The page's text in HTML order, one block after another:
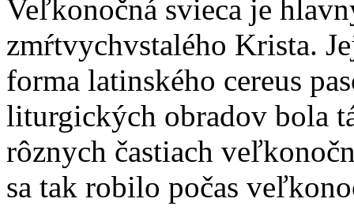
Veľkonočná svieca je
zmŕtvychvstalého Krista.
forma latinského cereus
liturgických obradov bola
rôznych častiach
sa tak robilo počas